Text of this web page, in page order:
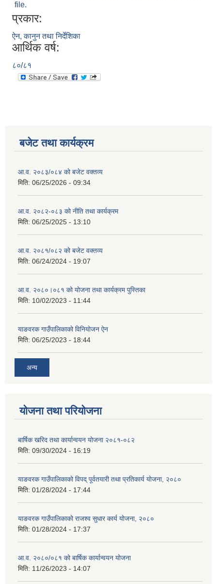
file.
प्रकार:
ऐन, कानुन तथा निर्देशिका
आर्थिक वर्ष:
८०/८१
बजेट तथा कार्यक्रम
आ.व. २०८३/०८४ को बजेट वक्तव्य
मिति: 06/25/2026 - 09:34
आ.व. २०८२-०८३ को नीति तथा कार्यक्रम
मिति: 06/25/2025 - 13:10
आ.व. २०८१/०८२ को बजेट वक्तव्य
मिति: 06/24/2024 - 19:07
आ.व. २०८०।०८१ को योजना तथा कार्यक्रम पुस्तिका
मिति: 10/02/2023 - 11:44
याङवरक गाउँपालिकाको विनियोजन ऐन
मिति: 06/25/2023 - 18:44
अन्य
योजना तथा परियोजना
बार्षिक खरिद तथा कार्यान्वयन योजना २०८१-०८२
मिति: 09/30/2024 - 16:19
याङवरक गाउँपालिकाको विपद् पूर्वतयारी तथा प्रतिकार्य योजना, २०८०
मिति: 01/28/2024 - 17:44
याङवरक गाउँपालिकाको राजश्व सुधार कार्य योजना, २०८०
मिति: 01/28/2024 - 17:37
आ.व. २०८०/०८१ को बार्षिक कार्यान्वयन योजना
मिति: 11/26/2023 - 14:07